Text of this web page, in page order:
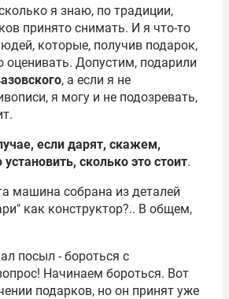
я знаю, по традиции,
принято снимать. И я что-то
которые, получив подарок,
оценивать. Допустим, подарили
, а если я не
я могу и не подозревать,
если дарят, скажем,
сколько это стоит.
машина собрана из деталей
как конструктор?.. В общем,
посыл - бороться с
Начинаем бороться. Вот
подарков, но он принят уже